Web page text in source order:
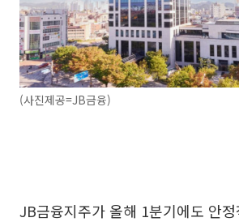
(사진제공=JB금융)
JB금융지주가 올해 1분기에도 안